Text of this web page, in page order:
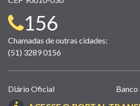
Telefone
para
contato:
156
Chamadas de outras cidades:
(51) 3289 0156
Links
úteis
Diário Oficial Banco